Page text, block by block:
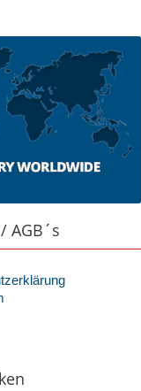
AGB´s